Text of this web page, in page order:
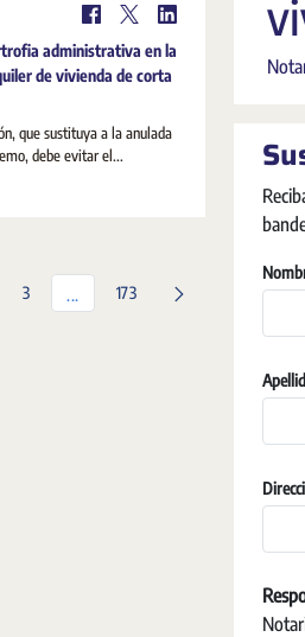
administrativa en la
de vivienda de corta
que sustituya a la anulada
debe evitar el...
Pàgina
3 ... Pàgines intermèdies Utilitzeu
Pàgina
173